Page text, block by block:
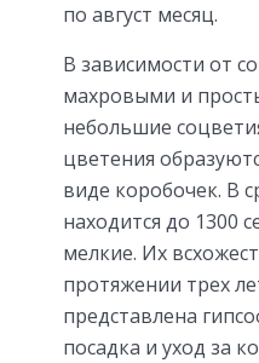
по август месяц.
В зависимости от
махровыми и
небольшие
цветения
виде коробочек. В
находится до 1300
мелкие. Их
протяжении трех
представлена
посадка и уход за